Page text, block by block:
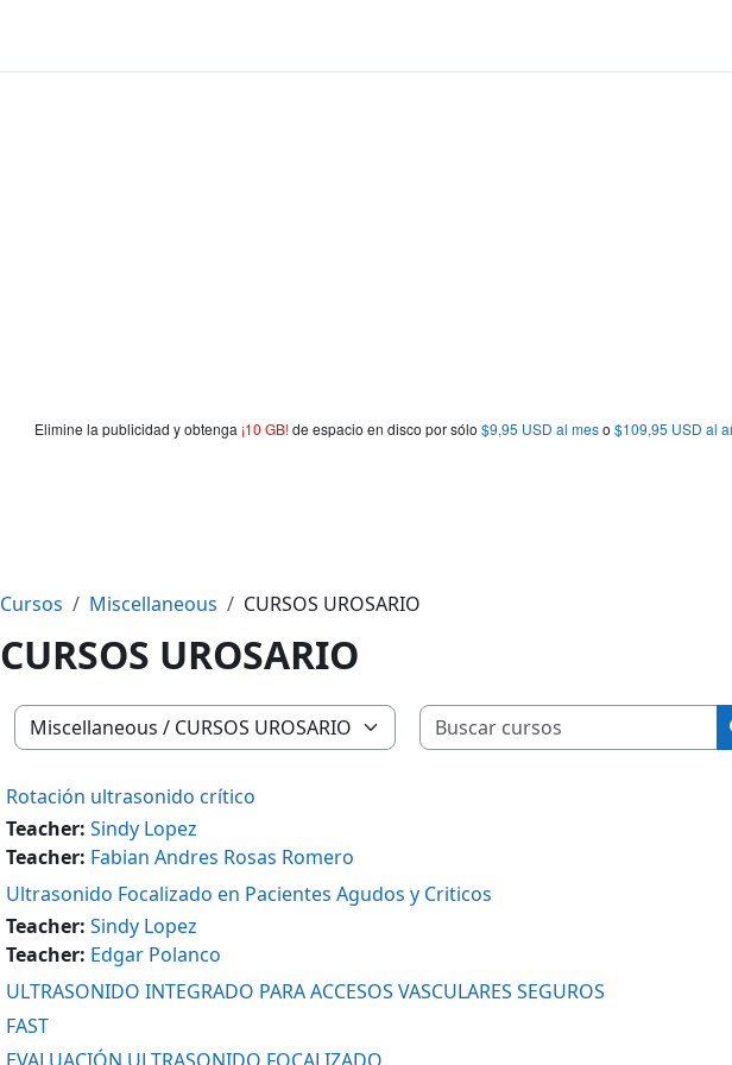
Elimine la publicidad y obtenga ¡10 GB!de espacio en disco por sólo $9,95 USD al meso $109,95 USD al
Cursos Miscellaneous CURSOS UROSARIO
CURSOS UROSARIO
Categorías
Rotación ultrasonido crítico
Teacher: Sindy Lopez
Teacher: Fabian Andres Rosas Romero
Ultrasonido Focalizado en Pacientes Agudos y Criticos
Teacher: Sindy Lopez
Teacher: Edgar Polanco
ULTRASONIDO INTEGRADO PARA ACCESOS VASCULARES SEGUROS
FAST